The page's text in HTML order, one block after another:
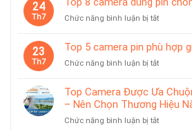
vàng
từ
tiện
camera
có
sạc
24
Th7 Chức năng bình luận bị tắtở
8
camera
dùng
chống
nước
IP65
23
Th7
Top 5 camera pin phù hợp
Chức năng bình luận bị tắtở
5
camera
pin
phù
Top Camera Được Ưa
– Nên Chọn Thương Hiệu
Chức năng bình luận bị tắtở